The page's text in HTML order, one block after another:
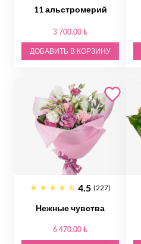
11 альстромерий
3 700.00 ₺
ДОБАВИТЬ В КОРЗИНУ
4.5 (227)
Нежные чувства
6 470.00 ₺